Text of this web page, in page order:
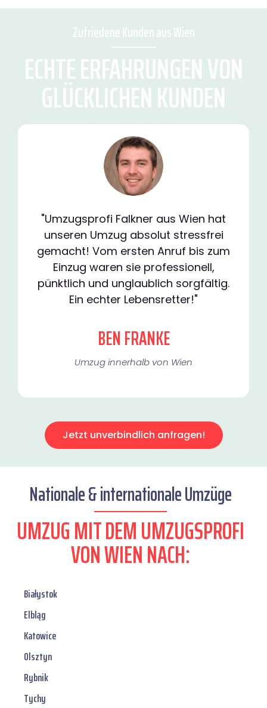
Zufriedene Kunden aus Wien
ECHTE ERFAHRUNGEN VON
GLÜCKLICHEN KUNDEN
"Umzugsprofi Falkner aus Wien hat
unseren Umzug absolut stressfrei
gemacht! Vom ersten Anruf bis zum
Einzug waren sie professionell,
pünktlich und unglaublich sorgfältig.
Ein echter Lebensretter!"
BEN FRANKE
Umzug innerhalb von Wien​
Jetzt unverbindlich anfragen!
Nationale & internationale Umzüge
UMZUG MIT DEM UMZUGSPROFI
VON WIEN NACH:
Białystok
Elbląg
Katowice
Olsztyn
Rybnik
Tychy